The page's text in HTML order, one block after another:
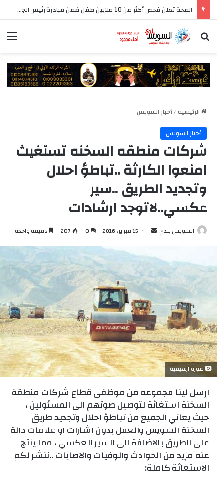
الصحة تعلن فحص أكثر من 10 ملايين طفل ضمن مبادرة رئيس الجمهورية للكشف المبكر وعلاج فقدان السمع لدى حديثي الولادة
بحث عن
الرئيسية/أخبار السويس
أخبار السويس
شركات منطقه السخنه تستغيث
امنعوا الكارثة ..تباطؤ احلال
وتجديد الطريق ..سير
عكسي..لاتوجد ارشادات
السويس بلدي
أرسل
إلكترونيا
15 فبراير، 2016 0
207 دقيقة واحدة
صورة ارشيفية
ارسل لينا مجموعه من موظفى قطاع شركات منطقة
السخنة استغاثة لتوصيل صوتهم الى المسئولين ،
حيث يعاني الجميع من تباطؤ احلال وتجديد طريق
السخنة السويس والعمل بدون اشارات او علامات دالة
على الطريق بالاضافة الى السير العكسي ، مما ينتج
عنه مزيد من الحوادث والوفيات والاصابات ..ننشر لكم
الاستغاثة كاملة: